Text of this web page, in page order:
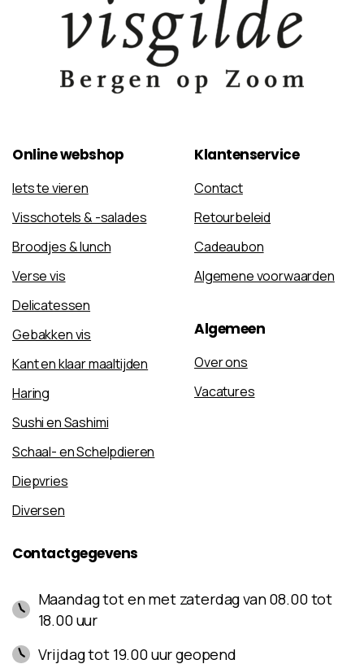
Onlinewebshop
Iets te vieren
Visschotels & -salades
Broodjes & lunch
Verse vis
Delicatessen
Gebakken vis
Kant en klaar maaltijden
Haring
Sushi en Sashimi
Schaal- en Schelpdieren
Diepvries
Diversen
Klantenservice
Contact
Retourbeleid
Cadeaubon
Algemene voorwaarden
Algemeen
Over ons
Vacatures
Contactgegevens
Maandag tot en met zaterdag van 08.00 tot
18.00 uur
Vrijdag tot 19.00 uur geopend